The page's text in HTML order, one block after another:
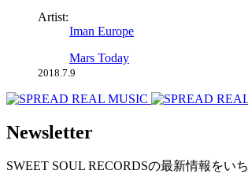
Artist:
Iman Europe
Mars Today
2018.7.9
Newsletter
SWEET SOUL RECORDSの最新情報をい